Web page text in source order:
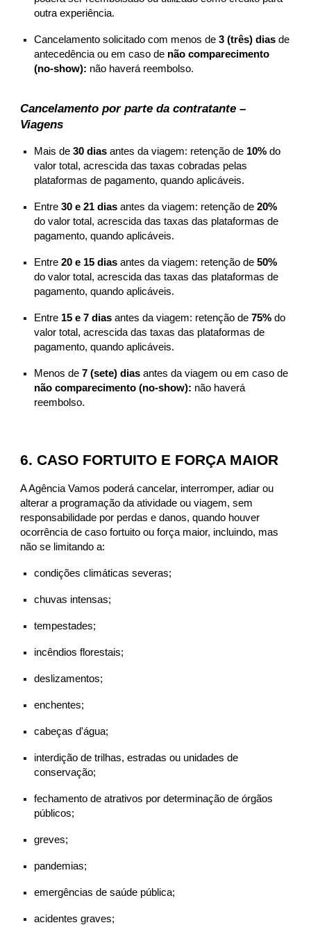
outra experiência.
Cancelamento solicitado com menos de3 (três) dias de
antecedência ou em caso de não comparecimento
(no-show): não haverá reembolso.
Cancelamento por parte da contratante –
Viagens
Mais de30 dias antes da viagem: retenção de 10% do
valor total, acrescida das taxas cobradas pelas
plataformas de pagamento, quando aplicáveis.
Entre30 e 21 dias antes da viagem: retenção de20%
do valor total, acrescida das taxas das plataformas de
pagamento, quando aplicáveis.
Entre20 e 15 dias antes da viagem: retenção de50%
do valor total, acrescida das taxas das plataformas de
pagamento, quando aplicáveis.
Entre 15 e 7 dias antes da viagem: retenção de75% do
valor total, acrescida das taxas das plataformas de
pagamento, quando aplicáveis.
Menos de7 (sete) dias antes da viagem ou em caso de
não comparecimento (no-show): não haverá
reembolso.
6. CASO FORTUITO E FORÇA MAIOR
A Agência Vamos poderá cancelar, interromper, adiar ou
alterar a programação da atividade ou viagem, sem
responsabilidade por perdas e danos, quando houver
ocorrência de caso fortuito ou força maior, incluindo, mas
não se limitando a:
condições climáticas severas;
chuvas intensas;
tempestades;
incêndios florestais;
deslizamentos;
enchentes;
cabeças d'água;
interdição de trilhas, estradas ou unidades de
conservação;
fechamento de atrativos por determinação de órgãos
públicos;
greves;
pandemias;
emergências de saúde pública;
acidentes graves;